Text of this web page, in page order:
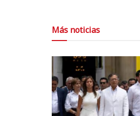
Más noticias